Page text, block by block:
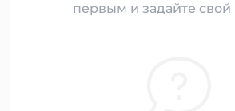
первым и задайте свой